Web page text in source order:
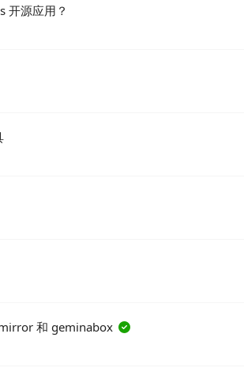
开源应用？
和 geminabox